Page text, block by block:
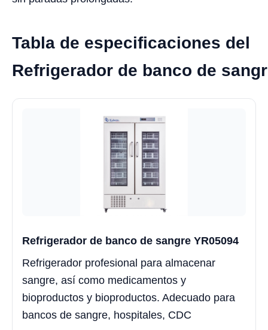
Tabla de especificaciones del
Refrigerador de banco de
Refrigerador de banco de sangre YR05094
Refrigerador profesional para almacenar
sangre, así como medicamentos y
bioproductos y bioproductos. Adecuado para
bancos de sangre, hospitales, CDC